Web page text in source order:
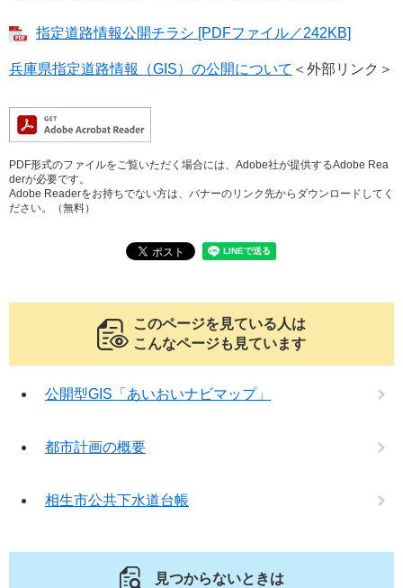
指定道路情報公開チラシ [PDFファイル／242KB]
兵庫県指定道路情報（GIS）の公開について ＜外部リンク＞
PDF形式のファイルをご覧いただく場合には、Adobe社が提供するAdobe Rea
derが必要です。
Adobe Readerをお持ちでない方は、バナーのリンク先からダウンロードしてく
ださい。（無料）
このページを見ている人は
こんなページも見ています
公開型GIS「あいおいナビマップ」
都市計画の概要
相生市公共下水道台帳
見つからないときは